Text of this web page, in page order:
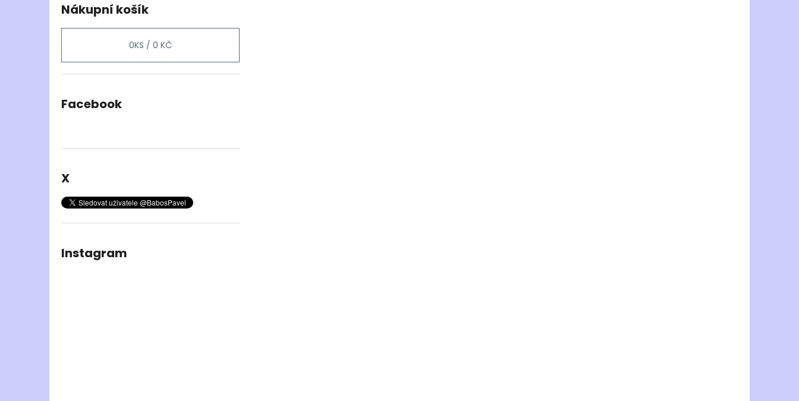
Nákupní košík
0KS / 0 KČ
Facebook
X
Instagram